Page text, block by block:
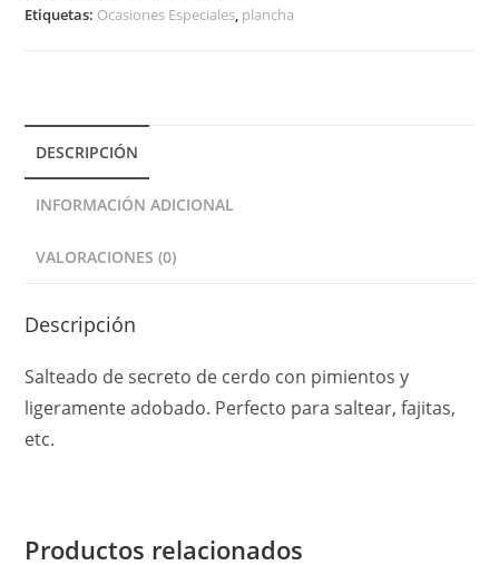
Etiquetas: Ocasiones Especiales, plancha
DESCRIPCIÓN
INFORMACIÓN ADICIONAL
VALORACIONES (0)
Descripción
Salteado de secreto de cerdo con pimientos y
ligeramente adobado. Perfecto para saltear, fajitas,
etc.
Productos relacionados